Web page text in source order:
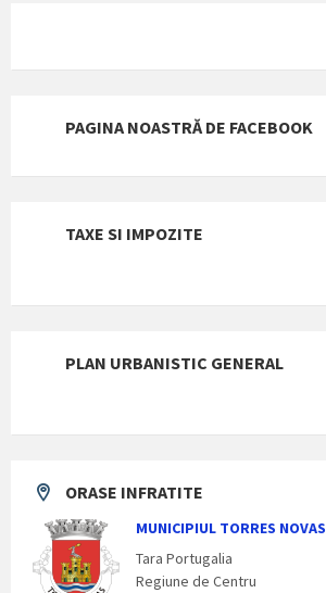
PAGINA NOASTRĂ DE FACEBOOK
TAXE SI IMPOZITE
PLAN URBANISTIC GENERAL
ORASE INFRATITE
MUNICIPIUL TORRES NOVAS
Tara Portugalia
Regiune de Centru